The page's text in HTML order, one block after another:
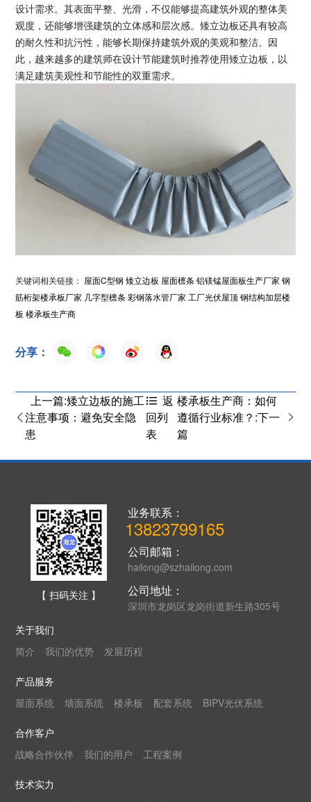
设计需求。其表面平整、光滑，不仅能够提高建筑外观的整体美
观度，还能够增强建筑的立体感和层次感。矮立边板还具有较高
的耐久性和抗污性，能够长期保持建筑外观的美观和整洁。因
此，越来越多的建筑师在设计节能建筑时推荐使用矮立边板，以
满足建筑美观性和节能性的双重需求。
关键词相关链接： 屋面C型钢 矮立边板 屋面檩条 铝镁锰屋面板生产厂家 钢
筋桁架楼承板厂家 几字型檩条 彩钢落水管厂家 工厂光伏屋顶 钢结构加层楼
板 楼承板生产商
分享：
上一篇:矮立边板的施工
注意事项：避免安全隐
患
返
回列
表
楼承板生产商：如何
遵循行业标准？:下一
篇
【 扫码关注 】
业务联系：
13823799165
公司邮箱：
hailong@szhailong.com
公司地址：
深圳市龙岗区龙岗街道新生路305号
关于我们
简介
我们的优势 发展历程
产品服务
屋面系统
墙面系统 楼承板 配套系统 BIPV光伏系统
合作客户
战略合作伙伴
我们的用户 工程案例
技术实力